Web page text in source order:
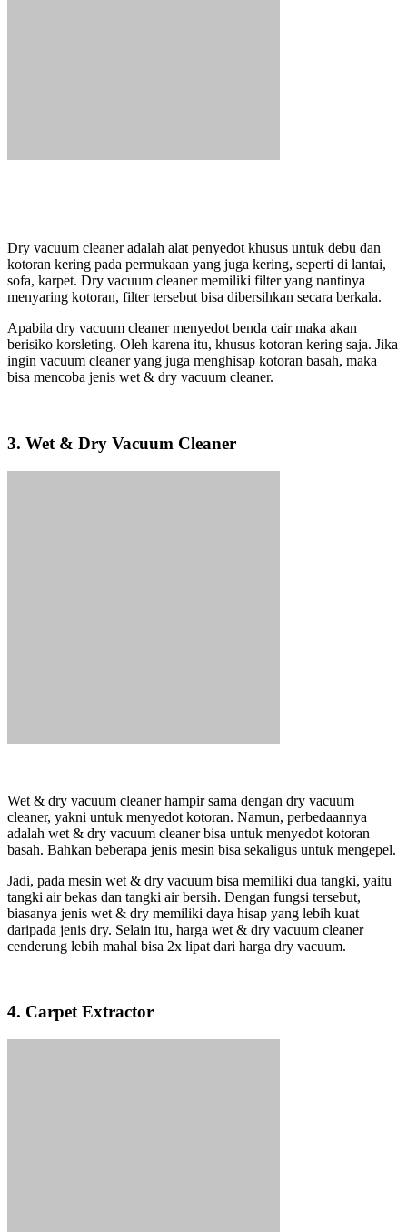
Dry vacuum cleaner adalah alat penyedot khusus untuk debu dan
kotoran kering pada permukaan yang juga kering, seperti di lantai,
sofa, karpet. Dry vacuum cleaner memiliki filter yang nantinya
menyaring kotoran, filter tersebut bisa dibersihkan secara berkala.
Apabila dry vacuum cleaner menyedot benda cair maka akan
berisiko korsleting. Oleh karena itu, khusus kotoran kering saja. Jika
ingin vacuum cleaner yang juga menghisap kotoran basah, maka
bisa mencoba jenis wet & dry vacuum cleaner.
3. Wet & Dry Vacuum Cleaner
Wet & dry vacuum cleaner hampir sama dengan dry vacuum
cleaner, yakni untuk menyedot kotoran. Namun, perbedaannya
adalah wet & dry vacuum cleaner bisa untuk menyedot kotoran
basah. Bahkan beberapa jenis mesin bisa sekaligus untuk mengepel.
Jadi, pada mesin wet & dry vacuum bisa memiliki dua tangki, yaitu
tangki air bekas dan tangki air bersih. Dengan fungsi tersebut,
biasanya jenis wet & dry memiliki daya hisap yang lebih kuat
daripada jenis dry. Selain itu, harga wet & dry vacuum cleaner
cenderung lebih mahal bisa 2x lipat dari harga dry vacuum.
4. Carpet Extractor